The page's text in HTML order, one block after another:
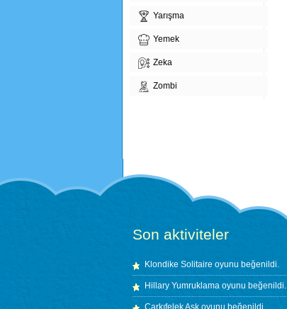
Yarışma
Yemek
Zeka
Zombi
Son aktiviteler
Klondike Solitaire oyunu beğenildi.
Hillary Yumruklama oyunu beğenildi.
Çarkıfelek Aşk oyunu beğenildi.